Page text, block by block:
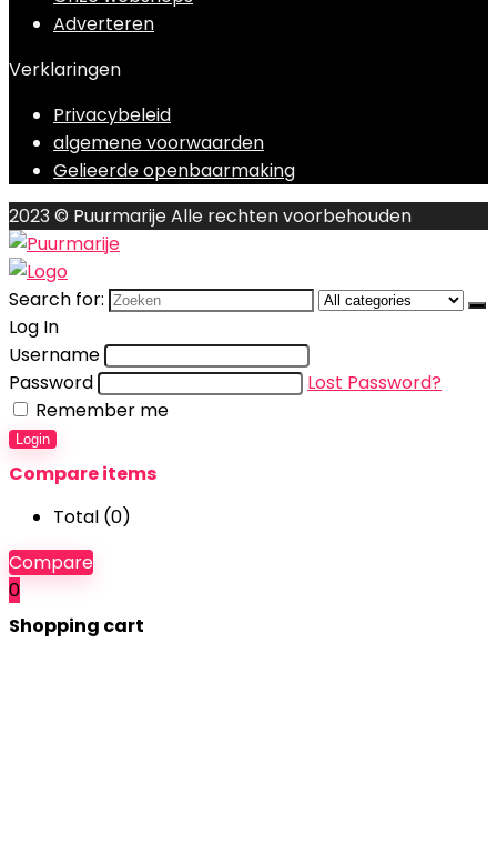
Adverteren
Verklaringen
Privacybeleid
algemene voorwaarden
Gelieerde openbaarmaking
2023 © Puurmarije Alle rechten voorbehouden
Search for:
Log In
Username
Password
Lost Password?
Remember me
Login
Compare items
Total (0)
Compare
0
Shopping cart